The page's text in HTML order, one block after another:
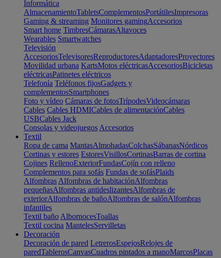
Informática
AlmacenamientoTabletsComplementosPortátilesImpresoras
Gaming & streaming Monitores gamingAccesorios
Smart home TimbresCámarasAltavoces
Wearables Smartwatches
Televisión
AccesoriosTelevisoresReproductoresAdaptadoresProyectores
Movilidad urbana KartsMotos eléctricasAccesoriosBicicletas
eléctricasPatinetes eléctricos
Telefonía Teléfonos fijosGadgets y
complementosSmartphones
Foto y vídeo Cámaras de fotosTrípodesVideocámaras
Cables Cables HDMICables de alimentaciónCables
USBCables Jack
Consolas y videojuegos Accesorios
Textil
Ropa de cama MantasAlmohadasColchasSábanasNórdicos
Cortinas y estores EstoresVisillosCortinasBarras de cortina
Cojines RellenoExteriorFundasCojín con relleno
Complementos para sofás Fundas de sofásPlaids
Alfombras Alfombras de habitaciónAlfombras
pequeñasAlfombras antideslizantesAlfombras de
exteriorAlfombras de bañoAlfombras de salónAlfombras
infantiles
Textil baño AlbornocesToallas
Textil cocina MantelesServilletas
Decoración
Decoración de pared LetrerosEspejosRelojes de
paredTablerosCanvasCuadros pintados a manoMarcosPlacas